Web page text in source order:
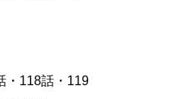
118話・119